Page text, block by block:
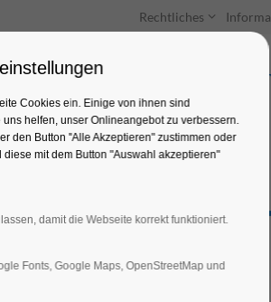
Rechtliches
Entdecken & Erleben
gesund -
Workshop
Cookies ein. Einige von ihnen sind
helfen, unser Onlineangebot zu verbessern.
den Button "Alle Akzeptieren" zustimmen oder
diese mit dem Button "Auswahl akzeptieren"
damit die Webseite korrekt funktioniert.
Fonts, Google Maps, OpenStreetMap und